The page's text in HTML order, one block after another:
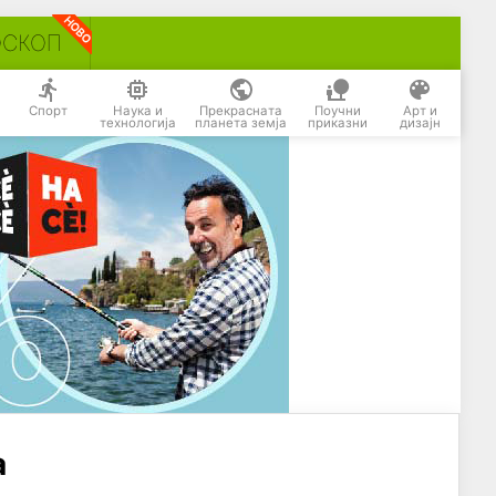
Спорт Наука и
технологија
Прекрасната
планета земја
Поучни
приказни
Арт и
дизајн